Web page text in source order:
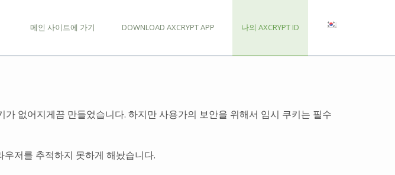
메인 사이트에 가기 DOWNLOAD AXCRYPT APP 나의 AXCRYPT ID
없어지게끔 만들었습니다. 하지만 사용가의 보안을 위해서 임시 쿠키는 필수
저를 추적하지 못하게 해놨습니다.